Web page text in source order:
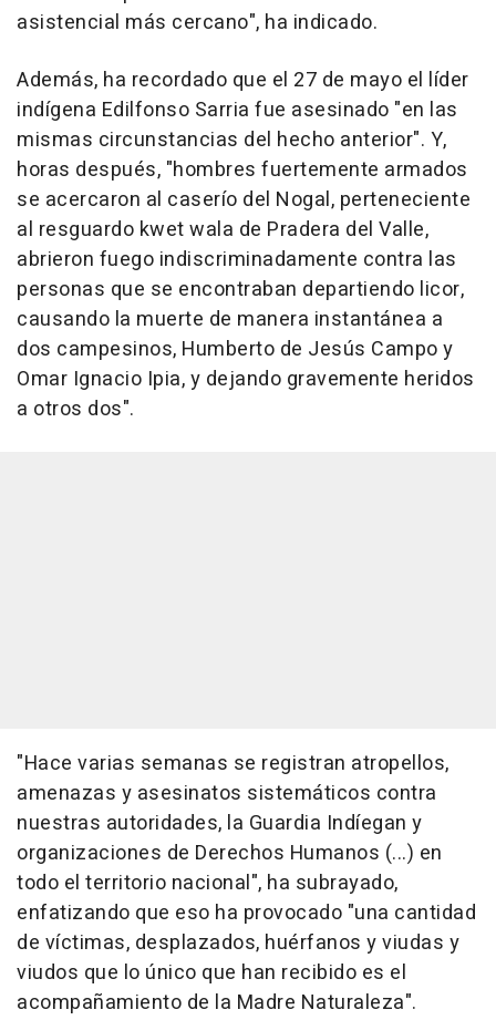
asistencial más cercano", ha indicado.
Además, ha recordado que el 27 de mayo el líder
indígena Edilfonso Sarria fue asesinado "en las
mismas circunstancias del hecho anterior". Y,
horas después, "hombres fuertemente armados
se acercaron al caserío del Nogal, perteneciente
al resguardo kwet wala de Pradera del Valle,
abrieron fuego indiscriminadamente contra las
personas que se encontraban departiendo licor,
causando la muerte de manera instantánea a
dos campesinos, Humberto de Jesús Campo y
Omar Ignacio Ipia, y dejando gravemente heridos
a otros dos".
"Hace varias semanas se registran atropellos,
amenazas y asesinatos sistemáticos contra
nuestras autoridades, la Guardia Indíegan y
organizaciones de Derechos Humanos (...) en
todo el territorio nacional", ha subrayado,
enfatizando que eso ha provocado "una cantidad
de víctimas, desplazados, huérfanos y viudas y
viudos que lo único que han recibido es el
acompañamiento de la Madre Naturaleza".